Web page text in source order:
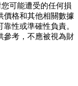
可能遭受的任何損
價格和其他相關數據
性或準確性負責。
參考，不應被視為財